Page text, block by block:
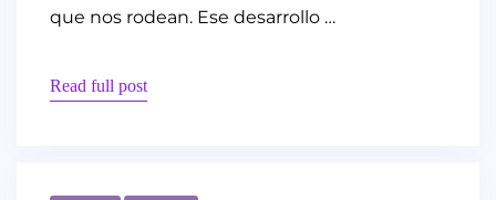
que nos rodean. Ese desarrollo …
Read full post